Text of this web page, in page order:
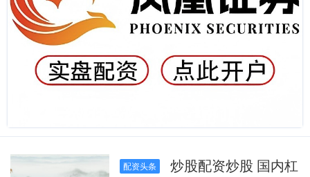
配资头条
炒股配资炒股 国内杠